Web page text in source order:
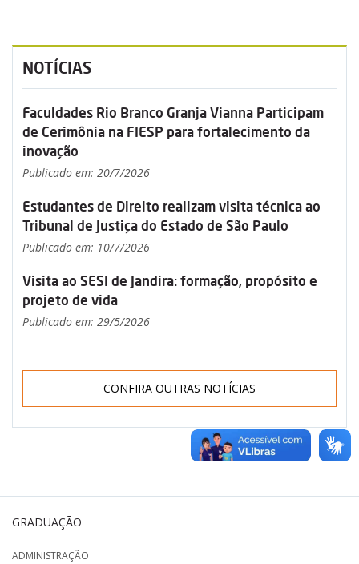
NOTÍCIAS
Faculdades Rio Branco Granja Vianna Participam
de Cerimônia na FIESP para fortalecimento da
inovação
Publicado em: 20/7/2026
Estudantes de Direito realizam visita técnica ao
Tribunal de Justiça do Estado de São Paulo
Publicado em: 10/7/2026
Visita ao SESI de Jandira: formação, propósito e
projeto de vida
Publicado em: 29/5/2026
CONFIRA OUTRAS NOTÍCIAS
GRADUAÇÃO
ADMINISTRAÇÃO